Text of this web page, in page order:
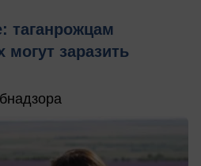
таганрожцам
могут заразить